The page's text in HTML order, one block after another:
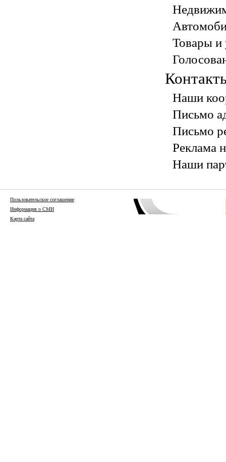
Товары и
Наши
Письмо
Письмо
Реклама
Наши
Пользовательское соглашение
Информация о СМИ
Карта сайта